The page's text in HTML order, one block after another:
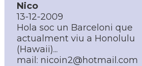
Nico
13-12-2009
Hola soc un Barceloni que
actualment viu a Honolulu
(Hawaii)...
mail: nicoin2@hotmail.com